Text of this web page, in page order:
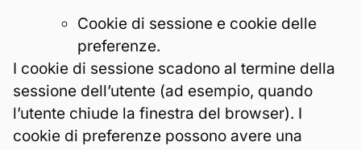
Cookie di sessione e cookie delle
preferenze.
I cookie di sessione scadono al termine della
sessione dell’utente (ad esempio, quando
l’utente chiude la finestra del browser). I
cookie di preferenze possono avere una